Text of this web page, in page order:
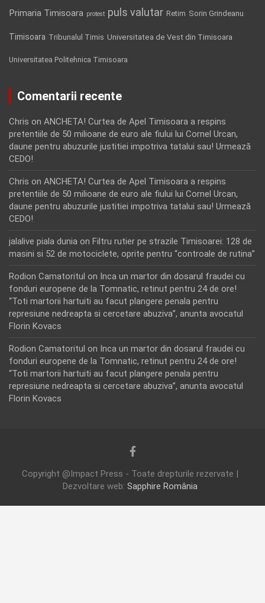
Primaria Timisoara protest puls valutar Retim Sorin Grindeanu
Timisoara Tribunalul Timis Universitatea de Vest din Timisoara
Universitatea Politehnica Timisoara
Comentarii recente
Chris on ANCHETA! Curtea de Apel Timisoara a respins
pretentiile de 50 milioane de euro ale fiului lui Cornel Urcan,
daune pentru abuzurile justitiei impotriva tatalui sau! Urmează
CEDO!
Chris on ANCHETA! Curtea de Apel Timisoara a respins
pretentiile de 50 milioane de euro ale fiului lui Cornel Urcan,
daune pentru abuzurile justitiei impotriva tatalui sau! Urmează
CEDO!
jalalive piala dunia on Filtru rutier pe strazile Timisoarei: 128 de
masini si 52 de motociclete, oprite pentru “controale de rutina”
Rodion Camatoritul on Inca un martor din dosarul fraudei cu
fonduri europene de la Tomnatic, retinut pentru 24 de ore!
“Toti martorii hartuiti au facut plangere penala pentru
represiune nedreapta si cercetare abuziva”, anunta avocatul
Florin Kovacs
Rodion Camatoritul on Inca un martor din dosarul fraudei cu
fonduri europene de la Tomnatic, retinut pentru 24 de ore!
“Toti martorii hartuiti au facut plangere penala pentru
represiune nedreapta si cercetare abuziva”, anunta avocatul
Florin Kovacs
Copyright @Impact Press - Toate drepturile rezervate |
Dezvoltare web: Sapphire România